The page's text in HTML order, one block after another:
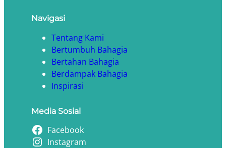
Navigasi
Tentang Kami
Bertumbuh Bahagia
Bertahan Bahagia
Berdampak Bahagia
Inspirasi
Media Sosial
Facebook
Instagram